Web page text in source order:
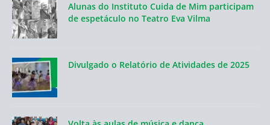
Alunas do Instituto Cuida de Mim participam
de espetáculo no Teatro Eva Vilma
Divulgado o Relatório de Atividades de 2025